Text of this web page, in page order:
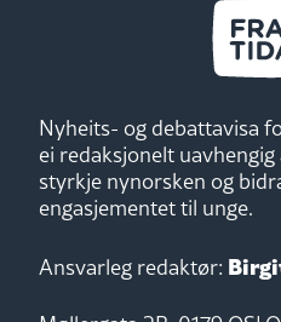
Nyheits- og debattavisa
ei redaksjonelt
styrkje nynorsken og
engasjementet til unge.
Ansvarleg redaktør: